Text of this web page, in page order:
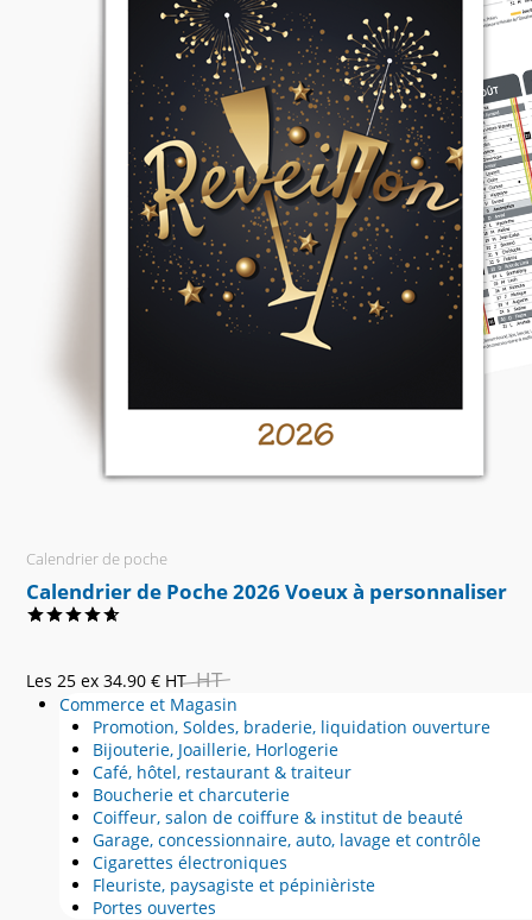
Commerce et Magasin
Promotion, Soldes, braderie, liquidation ouverture
Bijouterie, Joaillerie, Horlogerie
Café, hôtel, restaurant & traiteur
Boucherie et charcuterie
Coiffeur, salon de coiffure & institut de beauté
Garage, concessionnaire, auto, lavage et contrôle
Cigarettes électroniques
Fleuriste, paysagiste et pépinièriste
Portes ouvertes
Calendrier de poche
Calendrier de Poche 2026 Voeux à personnaliser
Les 25 ex 34.90 € HT HT